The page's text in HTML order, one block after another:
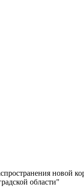
новой
области"